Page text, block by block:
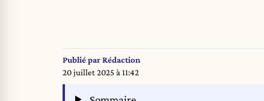
Publié parRédaction
20 juillet 2025 à 11:42